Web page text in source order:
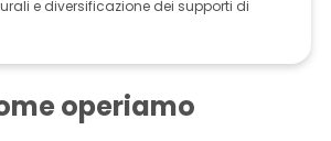
e diversificazione dei supporti di
operiamo